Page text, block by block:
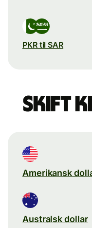
PKR til SAR
Skift
Amerikansk
Australsk dollar